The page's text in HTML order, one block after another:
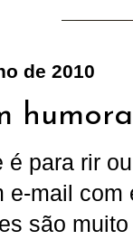
de 2010
é para rir
e-mail
são